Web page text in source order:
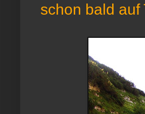
schon bald